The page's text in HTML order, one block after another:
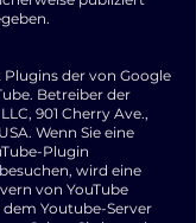
der von Google
Betreiber der
901 Cherry Ave.,
Wenn Sie eine
Plugin
wird eine
von YouTube
Youtube-Server